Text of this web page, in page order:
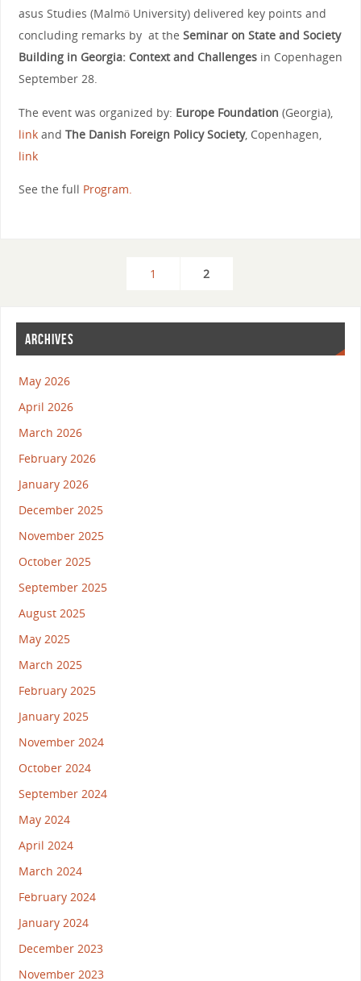
asus Studies (Malmö University) delivered key points and
concluding remarks by at the Seminar on State and Society
Building in Georgia: Context and Challengesin Copenhagen
September 28.
The event was organized by: Europe Foundation (Georgia),
linkand The Danish Foreign Policy Society, Copenhagen,
link
See the full Program.
1 2
ARCHIVES
May 2026
April 2026
March 2026
February 2026
January 2026
December 2025
November 2025
October 2025
September 2025
August 2025
May 2025
March 2025
February 2025
January 2025
November 2024
October 2024
September 2024
May 2024
April 2024
March 2024
February 2024
January 2024
December 2023
November 2023